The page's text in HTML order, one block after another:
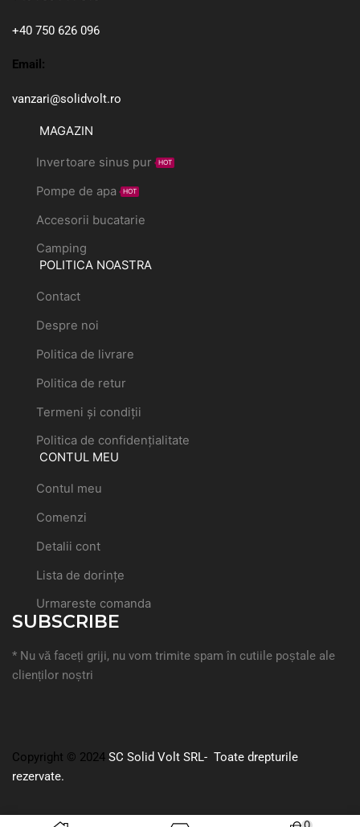
+40 750 626 096
Email:
vanzari@solidvolt.ro
MAGAZIN
Invertoare sinus pur HOT
Pompe de apa HOT
Accesorii bucatarie
Camping
POLITICA NOASTRA
Contact
Despre noi
Politica de livrare
Politica de retur
Termeni și condiții
Politica de confidențialitate
CONTUL MEU
Contul meu
Comenzi
Detalii cont
Lista de dorințe
Urmareste comanda
SUBSCRIBE
* Nu vă faceți griji, nu vom trimite spam în cutiile poștale ale
clienților noștri
Copyright © 2024 SC Solid Volt SRL- Toate drepturile
rezervate.